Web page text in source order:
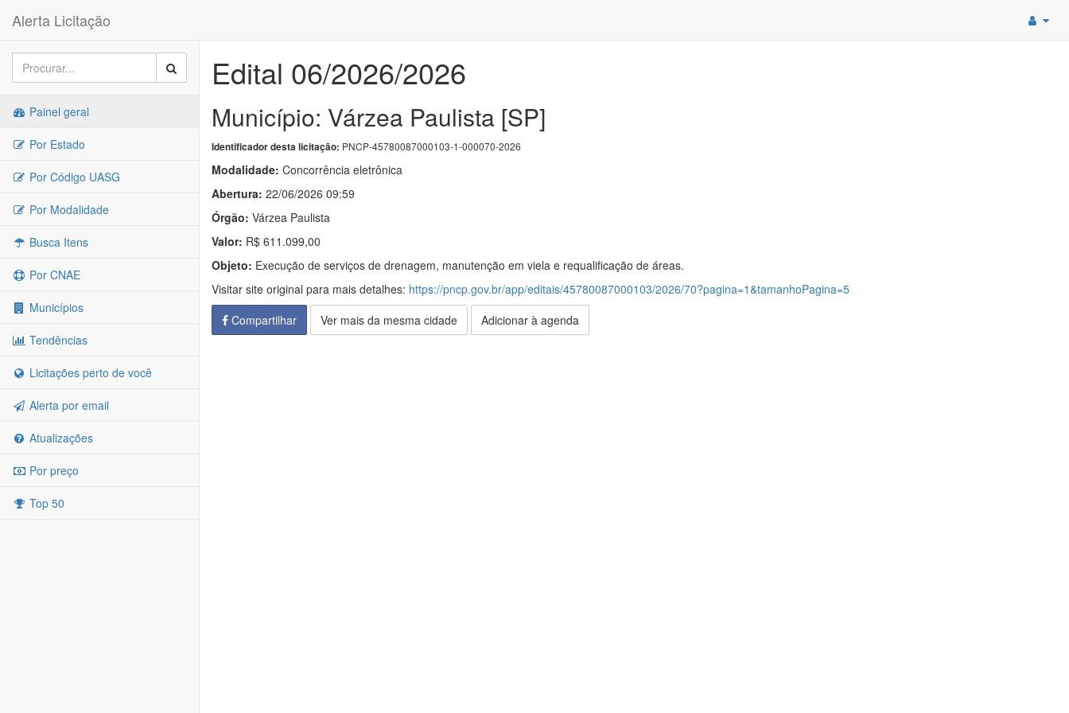
Alerta Licitação
Painel geral
Por Estado
Por Código UASG
Por Modalidade
Busca Itens
Por CNAE
Municípios
Tendências
Licitações perto de você
Alerta por email
Atualizações
Por preço
Top 50
Edital 06/2026/2026
Município: Várzea Paulista [SP]
Identificador desta licitação: PNCP-45780087000103-1-000070-2026
Modalidade: Concorrência eletrônica
Abertura: 22/06/2026 09:59
Órgão: Várzea Paulista
Valor: R$ 611.099,00
Objeto: Execução de serviços de drenagem, manutenção em viela e requalificação de áreas.
Visitar site original para mais detalhes: https://pncp.gov.br/app/editais/45780087000103/2026/70?pagina=1&tamanhoPagina=5
Compartilhar
Ver mais da mesma cidade Adicionar à agenda